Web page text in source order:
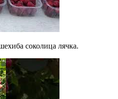
соколица лячка.